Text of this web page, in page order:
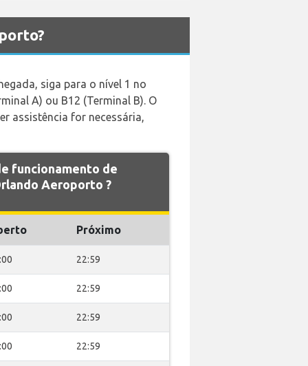
siga para o nível 1 no
A) ou B12 (Terminal B). O
assistência for necessária,
funcionamento de
Aeroporto ?
Próximo
22:59
22:59
22:59
22:59